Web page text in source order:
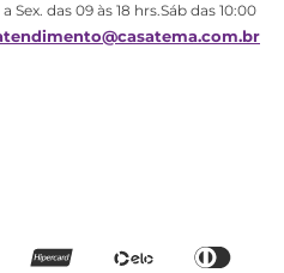
das 09 às 18 hrs.Sáb das 10:00